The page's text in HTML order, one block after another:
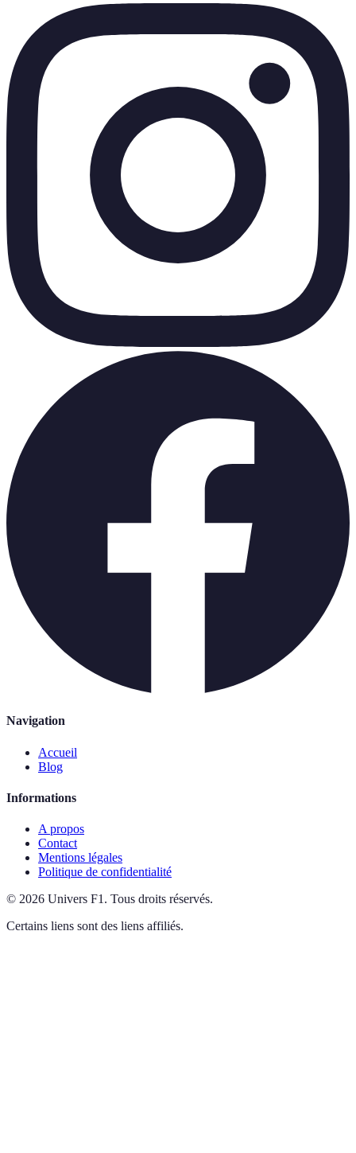
Navigation
Accueil
Blog
Informations
A propos
Contact
Mentions légales
Politique de confidentialité
© 2026 Univers F1 . Tous droits réservés.
Certains liens sont des liens affiliés.